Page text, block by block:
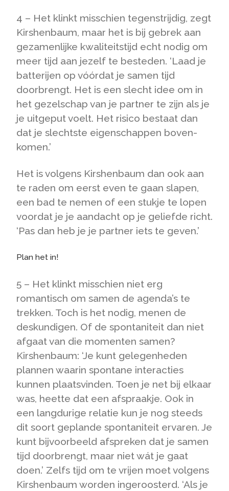
4 – Het klinkt misschien tegenstrijdig, zegt
Kirshenbaum, maar het is bij gebrek aan
gezamenlijke kwaliteitstijd echt nodig om
meer tijd aan jezelf te besteden. ‘Laad je
batterijen op vóórdat je samen tijd
doorbrengt. Het is een slecht idee om in
het gezelschap van je partner te zijn als je
je uitgeput voelt. Het risico bestaat dan
dat je slechtste eigenschappen boven­
komen.’
Het is volgens Kirshenbaum dan ook aan
te raden om eerst even te gaan slapen,
een bad te nemen of een stukje te lopen
voordat je je aandacht op je geliefde richt.
‘Pas dan heb je je partner iets te geven.’
Plan het in!
5 – Het klinkt misschien niet erg
romantisch om samen de agenda’s te
trekken. Toch is het nodig, menen de
deskundigen. Of de spontaniteit dan niet
afgaat van die momenten samen?
Kirshenbaum: ‘Je kunt gelegenheden
plannen waarin spontane interacties
kunnen plaatsvinden. Toen je net bij elkaar
was, heette dat een afspraakje. Ook in
een langdurige relatie kun je nog steeds
dit soort geplande spontaniteit ervaren. Je
kunt bijvoorbeeld afspreken dat je samen
tijd doorbrengt, maar niet wát je gaat
doen.’ Zelfs tijd om te vrijen moet volgens
Kirshenbaum worden ingeroosterd. ‘Als je